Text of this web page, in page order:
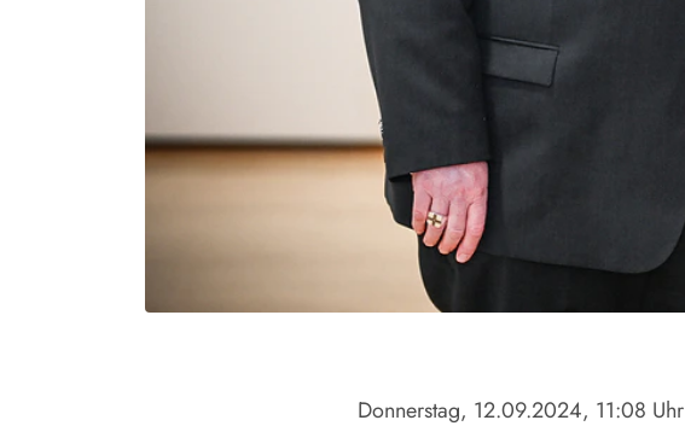
Donnerstag, 12.09.2024, 11:08 Uhr